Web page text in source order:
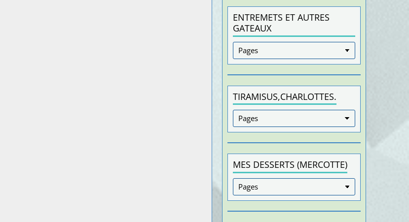
ENTREMETS ET AUTRES
GATEAUX
TIRAMISUS,CHARLOTTES.
MES DESSERTS (MERCOTTE)